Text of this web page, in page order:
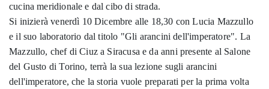
cucina meridionale e dal cibo di strada.
Si inizierà venerdì 10 Dicembre alle 18,30 con Lucia Mazzullo
e il suo laboratorio dal titolo "Gli arancini dell'imperatore". La
Mazzullo, chef di Ciuz a Siracusa e da anni presente al Salone
del Gusto di Torino, terrà la sua lezione sugli arancini
dell'imperatore, che la storia vuole preparati per la prima volta